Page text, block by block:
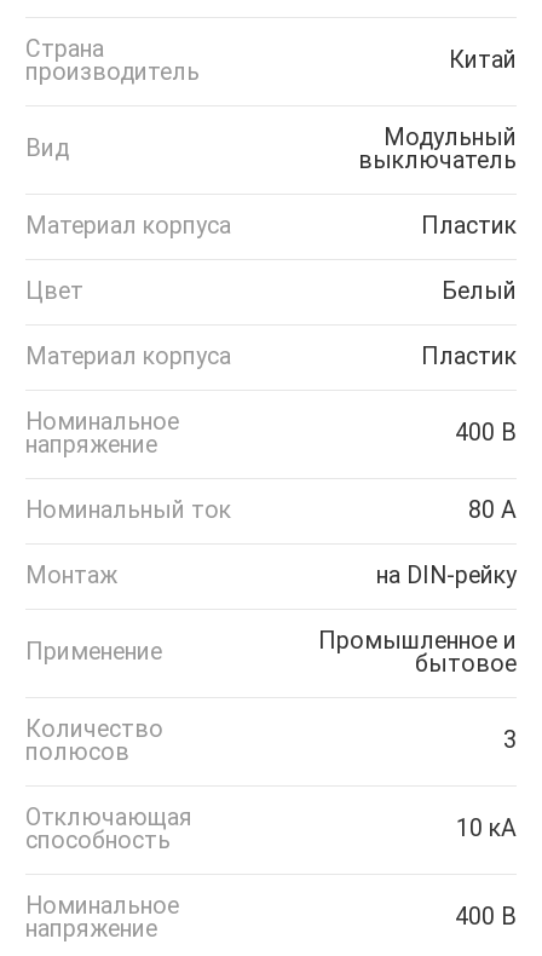
Страна
производитель
Китай
Вид
Модульный
выключатель
Материал корпуса Пластик
Цвет Белый
Материал корпуса Пластик
Номинальное
напряжение
400 В
Номинальный ток 80 А
Монтаж на DIN-рейку
Применение
Промышленное и
бытовое
Количество
полюсов
3
Отключающая
способность
10 кА
Номинальное
напряжение
400 В